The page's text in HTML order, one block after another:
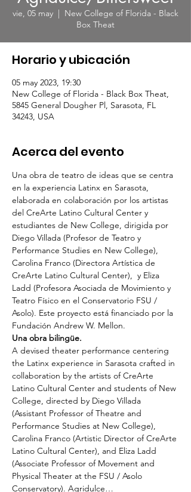
vie, 05 may
  |
New College of Florida - Black
Box Theat
Horario y ubicación
05 may 2023, 19:30
New College of Florida - Black Box Theat,
5845 General Dougher Pl, Sarasota, FL
34243, USA
Acerca del evento
Una obra de teatro de ideas que se centra
en la experiencia Latinx en Sarasota,
elaborada en colaboración por los artistas
del CreArte Latino Cultural Center y
estudiantes de New College, dirigida por
Diego Villada (Profesor de Teatro y
Performance Studies en New College),
Carolina Franco (Directora Artística de
CreArte Latino Cultural Center),  y Eliza
Ladd (Profesora Asociada de Movimiento y
Teatro Físico en el Conservatorio FSU /
Asolo). Este proyecto está financiado por la
Fundación Andrew W. Mellon.
Una obra bilingüe.
A devised theater performance centering
the Latinx experience in Sarasota crafted in
collaboration by the artists of CreArte
Latino Cultural Center and students of New
College, directed by Diego Villada
(Assistant Professor of Theatre and
Performance Studies at New College),
Carolina Franco (Artistic Director of CreArte
Latino Cultural Center), and Eliza Ladd
(Associate Professor of Movement and
Physical Theater at the FSU / Asolo
Conservatory). Agridulce…